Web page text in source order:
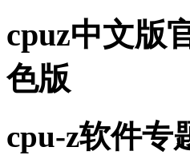
cpuz中文版
色版
cpu-z软件专